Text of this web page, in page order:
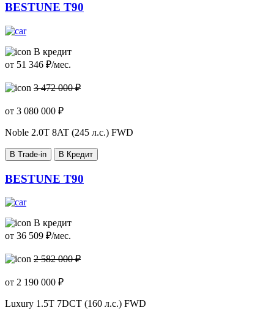
BESTUNE T90
В кредит
от 51 346 ₽/мес.
3 472 000 ₽
от 3 080 000 ₽
Noble 2.0T 8AT (245 л.с.) FWD
В Trade-in В Кредит
BESTUNE T90
В кредит
от 36 509 ₽/мес.
2 582 000 ₽
от 2 190 000 ₽
Luxury 1.5T 7DCT (160 л.с.) FWD